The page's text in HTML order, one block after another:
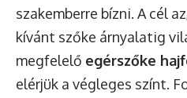
szakemberre bízni. A cél
kívánt szőke árnyalatig
megfelelő egérszőke
elérjük a végleges színt.